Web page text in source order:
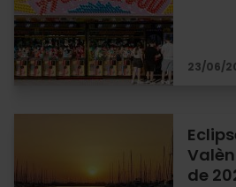
23/06/
de